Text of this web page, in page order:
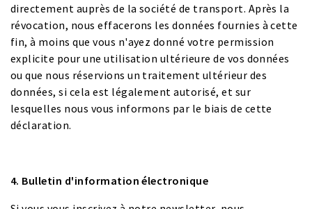
directement auprès de la société de transport. Après la
révocation, nous effacerons les données fournies à cette
fin, à moins que vous n'ayez donné votre permission
explicite pour une utilisation ultérieure de vos données
ou que nous réservions un traitement ultérieur des
données, si cela est légalement autorisé, et sur
lesquelles nous vous informons par le biais de cette
déclaration.
4. Bulletin d'information électronique